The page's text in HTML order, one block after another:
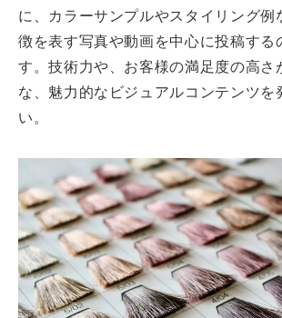
に、カラーサンプルやスタイリング例
徴を表す写真や動画を中心に投稿する
す。技術力や、お客様の満足度の高さ
な、魅力的なビジュアルコンテンツを
い。